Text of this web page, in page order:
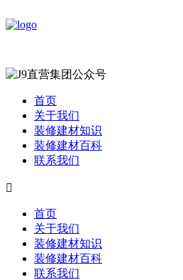
首页
关于我们
装修建材知识
装修建材百科
联系我们

首页
关于我们
装修建材知识
装修建材百科
联系我们